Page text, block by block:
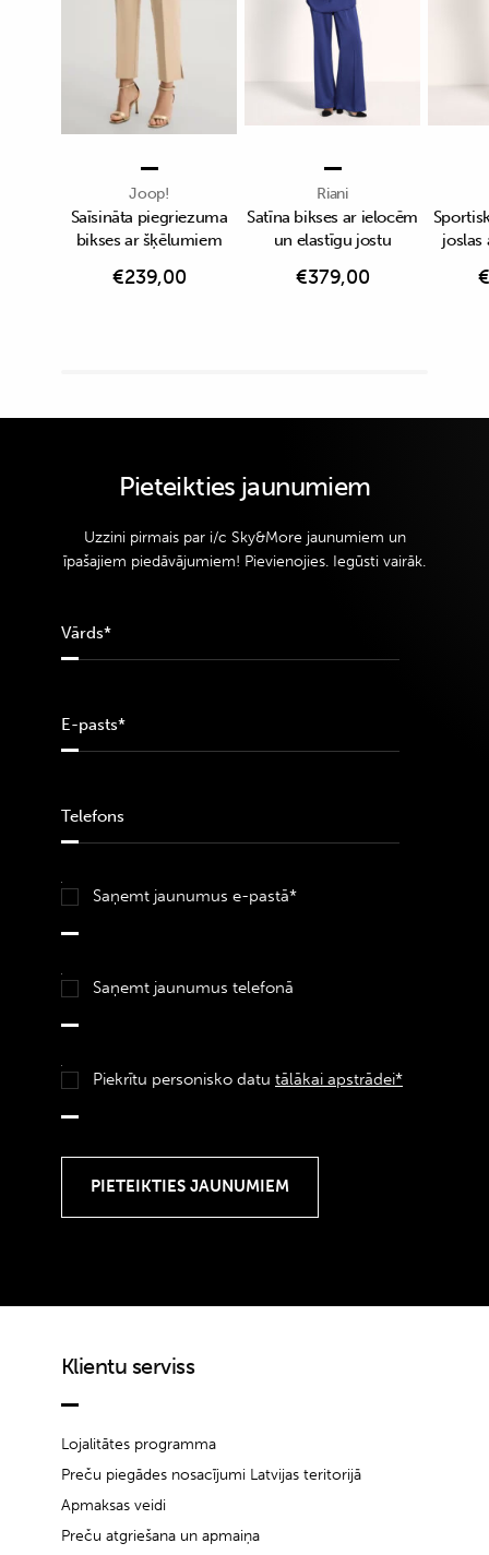
Joop!
Saīsināta piegriezuma
bikses ar šķēlumiem
€239,00
Riani
Satīna bikses ar ielocēm
un elastīgu jostu
€379,00
joslas
€
Pieteikties jaunumiem
Uzzini pirmais par i/c Sky&More jaunumiem un
īpašajiem piedāvājumiem! Pievienojies. Iegūsti vairāk.
Saņemt jaunumus e-pastā*
Saņemt jaunumus telefonā
Piekrītu personisko datu tālākai apstrādei*
Klientu serviss
Lojalitātes programma
Preču piegādes nosacījumi Latvijas teritorijā
Apmaksas veidi
Preču atgriešana un apmaiņa